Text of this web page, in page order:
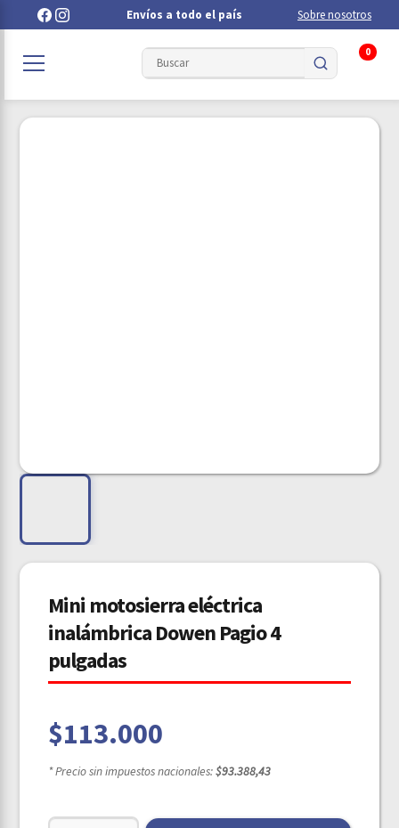
Envíos a todo el país Sobre nosotros
0
Mini motosierra eléctrica
inalámbrica Dowen Pagio 4
pulgadas
$113.000
* Precio sin impuestos nacionales:$93.388,43